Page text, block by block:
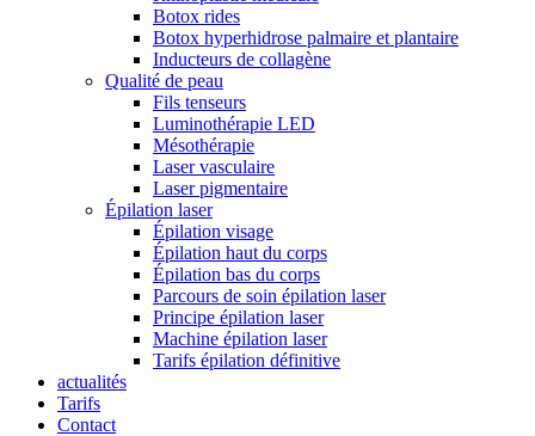
Botox rides
Botox hyperhidrose palmaire et plantaire
Inducteurs de collagène
Qualité de peau
Fils tenseurs
Luminothérapie LED
Mésothérapie
Laser vasculaire
Laser pigmentaire
Épilation laser
Épilation visage
Épilation haut du corps
Épilation bas du corps
Parcours de soin épilation laser
Principe épilation laser
Machine épilation laser
Tarifs épilation définitive
actualités
Tarifs
Contact